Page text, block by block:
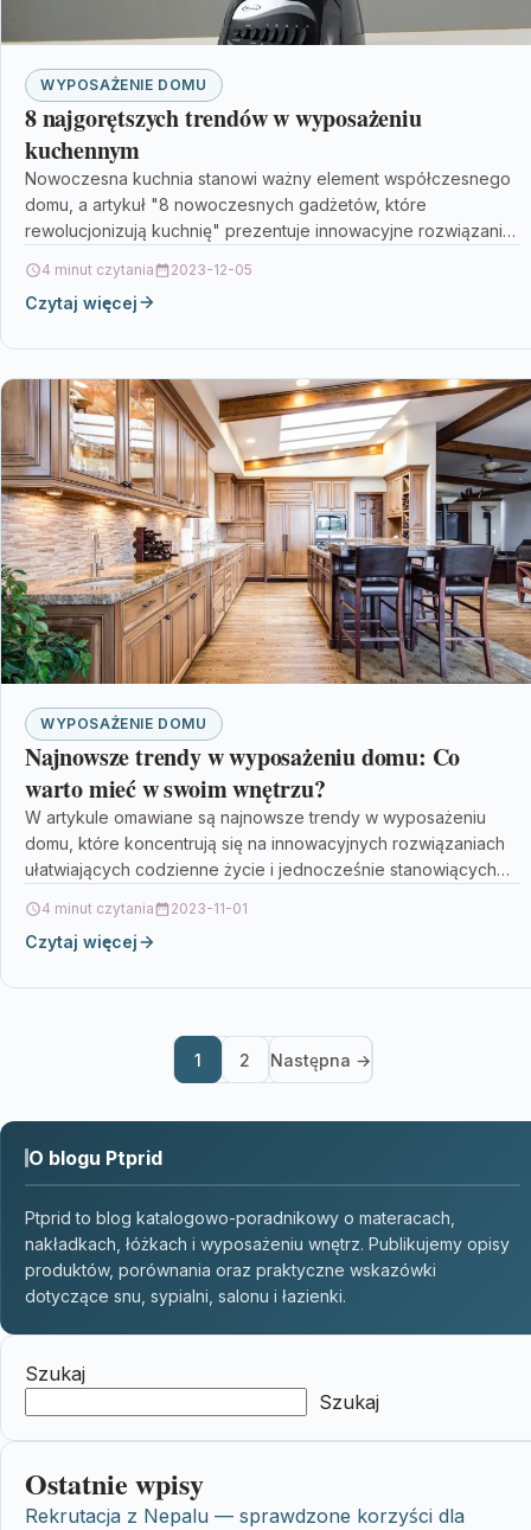
WYPOSAŻENIE DOMU
8 najgorętszych trendów w wyposażeniu
kuchennym
Nowoczesna kuchnia stanowi ważny element współczesnego
domu, a artykuł "8 nowoczesnych gadżetów, które
rewolucjonizują kuchnię" prezentuje innowacyjne rozwiązania,
4 minut czytania 2023-12-05
Czytaj więcej
WYPOSAŻENIE DOMU
Najnowsze trendy w wyposażeniu domu: Co
warto mieć w swoim wnętrzu?
W artykule omawiane są najnowsze trendy w wyposażeniu
domu, które koncentrują się na innowacyjnych rozwiązaniach
ułatwiających codzienne życie i jednocześnie stanowiących
4 minut czytania 2023-11-01
Czytaj więcej
1 2 Następna →
O blogu Ptprid
Ptprid to blog katalogowo-poradnikowy o materacach,
nakładkach, łóżkach i wyposażeniu wnętrz. Publikujemy opisy
produktów, porównania oraz praktyczne wskazówki
dotyczące snu, sypialni, salonu i łazienki.
Szukaj
Szukaj
Ostatnie wpisy
Rekrutacja z Nepalu — sprawdzone korzyści dla